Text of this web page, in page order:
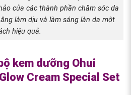
của các thành phần chăm sóc da
làm dịu và làm sáng làn da một
hiệu quả.
kem dưỡng Ohui
Cream Special Set